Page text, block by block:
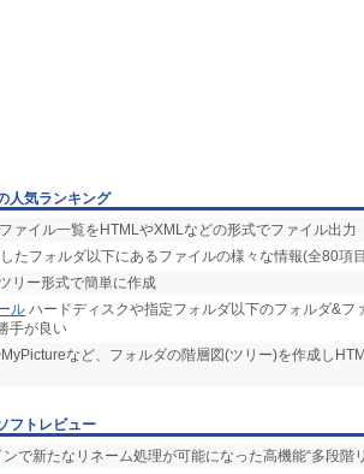
人気ランキング
ァイル一覧をHTMLやXMLなどの形式でファイル出力
たフォルダ以下にあるファイルの様々な情報(全80項
リー形式で簡単に作成
ル ハードディスクや指定フォルダ以下のフォルダ&フ
手が良い
など、フォルダの階層図(ツリー)を作成し
フトレビュー
で新たなリネーム処理が可能になった高機能“多段階